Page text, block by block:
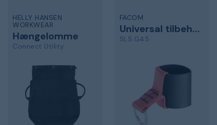
HELLY HANSEN
WORKWEAR
Hængelomme
Connect Utility
FACOM
Universal tilbehør
SLS.G45